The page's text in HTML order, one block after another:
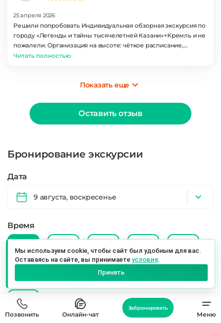
Мы используем cookie, чтобы сайт был удобным для вас.
Оставаясь на сайте, вы принимаете условия.
Принять
25 апреля 2026
Решили попробовать Индивидуальная обзорная экскурсия по
городу «Легенды и тайны тысячелетней Казани»+Кремль и не
пожалели. Организация на высоте: чёткое расписание,
хороший транспорт, интересные остановки. Особенно
Читать полностью
Показать еще
Оставить отзыв
Бронирование экскурсии
Дата
9 августа, воскресенье
Время
15:00
18:00
Позвонить Онлайн-чат
Забронировать
Меню